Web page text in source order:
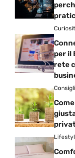
per il
rete
Consigli